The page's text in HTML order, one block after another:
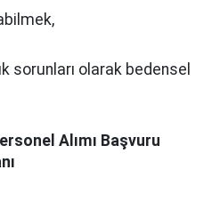
sorunları olarak bedensel
Alımı Başvuru